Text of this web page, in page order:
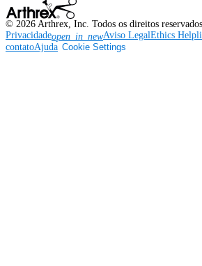
© 2026 Arthrex, Inc. Todos os direitos reservados
Privacidadeopen_in_newAviso LegalEthics
contatoAjuda Cookie Settings